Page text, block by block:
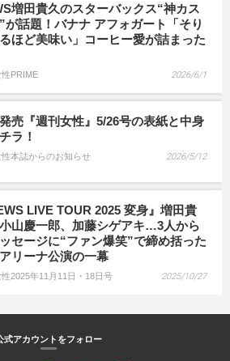
増田貴久のスターバックス“神カス
が話題！バナナ アフォガート「そり
ほど美味い」コーヒー愛が詰まった
PRIME 2026/6/1
売『週刊女性』5/26号の表紙と中身
ラ！
本誌からのお知らせ 2026/5/12
LIVE TOUR 2025 変身』増田貴
山慶一郎、加藤シゲアキ…3人から
セージに“ファン爆笑”で締め括った
リーナ公演の一幕
2025年11月11日・18日号 2025/10/27
式アカウントをフォロー